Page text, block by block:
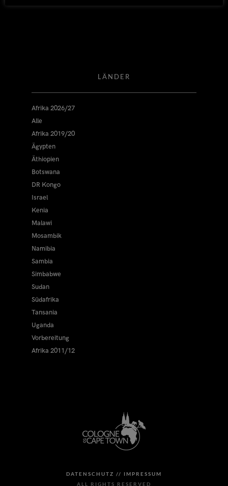
LÄNDER
Afrika 2026/27
Alle
Afrika 2019/20
Ägypten
Äthiopien
Botswana
DR Kongo
Israel
Kenia
Malawi
Mosambik
Namibia
Sambia
Simbabwe
Sudan
Südafrika
Tansania
Uganda
Vorbereitung
Afrika 2011/12
DATENSCHUTZ // IMPRESSUM
ALL RIGHTS RESERVED